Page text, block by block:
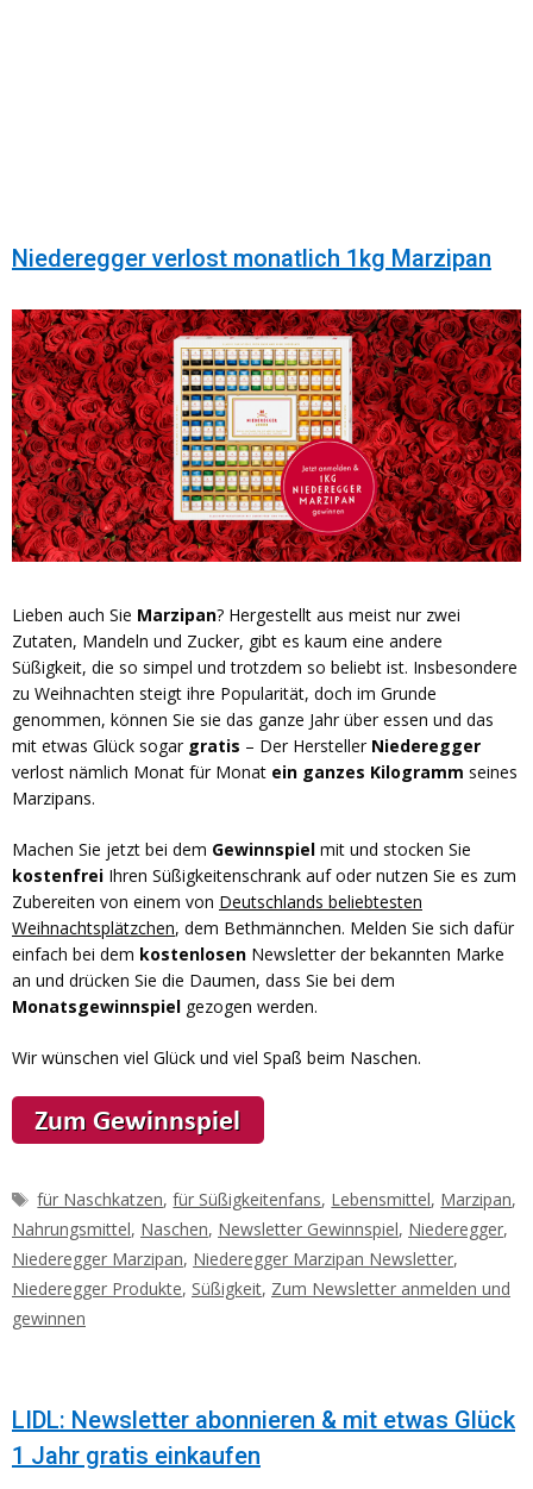
Niederegger verlost monatlich 1kg Marzipan
Lieben auch Sie Marzipan? Hergestellt aus meist nur zwei
Zutaten, Mandeln und Zucker, gibt es kaum eine andere
Süßigkeit, die so simpel und trotzdem so beliebt ist. Insbesondere
zu Weihnachten steigt ihre Popularität, doch im Grunde
genommen, können Sie sie das ganze Jahr über essen und das
mit etwas Glück sogar gratis – Der Hersteller Niederegger
verlost nämlich Monat für Monat ein ganzes Kilogramm seines
Marzipans.
Machen Sie jetzt bei dem Gewinnspiel mit und stocken Sie
kostenfrei Ihren Süßigkeitenschrank auf oder nutzen Sie es zum
Zubereiten von einem von Deutschlands beliebtesten
Weihnachtsplätzchen, dem Bethmännchen. Melden Sie sich dafür
einfach bei dem kostenlosen Newsletter der bekannten Marke
an und drücken Sie die Daumen, dass Sie bei dem
Monatsgewinnspiel gezogen werden.
Wir wünschen viel Glück und viel Spaß beim Naschen.
Schlagwörter
für Naschkatzen,für Süßigkeitenfans, Lebensmittel, Marzipan,
Nahrungsmittel, Naschen, Newsletter Gewinnspiel, Niederegger,
Niederegger Marzipan, Niederegger Marzipan Newsletter,
Niederegger Produkte, Süßigkeit, Zum Newsletter anmelden und
gewinnen
LIDL: Newsletter abonnieren & mit etwas Glück
1 Jahr gratis einkaufen